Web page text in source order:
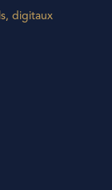
digitaux